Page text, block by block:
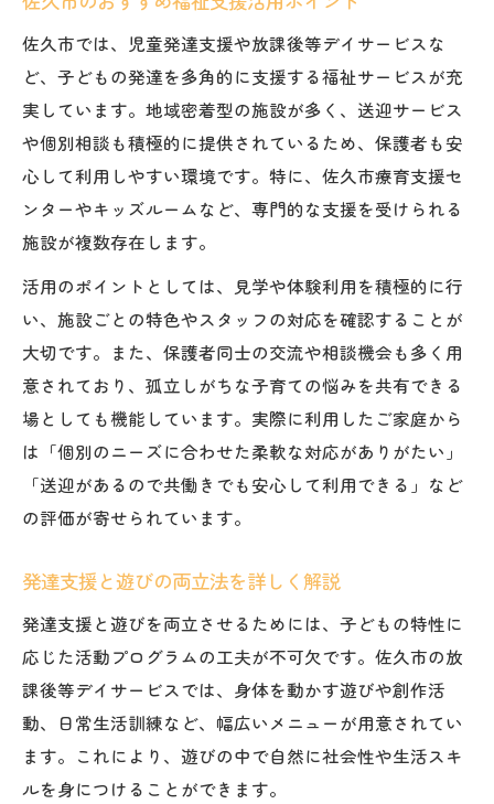
佐久市では、児童発達支援や放課後等デイサービスな
ど、子どもの発達を多角的に支援する福祉サービスが充
実しています。地域密着型の施設が多く、送迎サービス
や個別相談も積極的に提供されているため、保護者も安
心して利用しやすい環境です。特に、佐久市療育支援セ
ンターやキッズルームなど、専門的な支援を受けられる
施設が複数存在します。
活用のポイントとしては、見学や体験利用を積極的に行
い、施設ごとの特色やスタッフの対応を確認することが
大切です。また、保護者同士の交流や相談機会も多く用
意されており、孤立しがちな子育ての悩みを共有できる
場としても機能しています。実際に利用したご家庭から
は「個別のニーズに合わせた柔軟な対応がありがたい」
「送迎があるので共働きでも安心して利用できる」など
の評価が寄せられています。
発達支援と遊びの両立法を詳しく解説
発達支援と遊びを両立させるためには、子どもの特性に
応じた活動プログラムの工夫が不可欠です。佐久市の放
課後等デイサービスでは、身体を動かす遊びや創作活
動、日常生活訓練など、幅広いメニューが用意されてい
ます。これにより、遊びの中で自然に社会性や生活スキ
ルを身につけることができます。